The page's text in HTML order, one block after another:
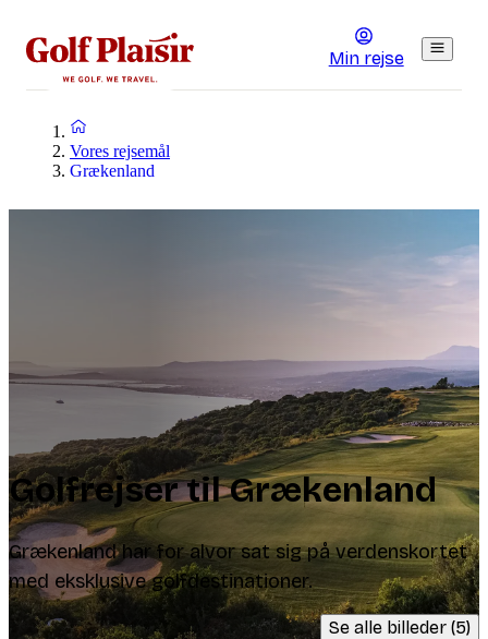
Min rejse
Vores rejsemål
Grækenland
Golfrejser til Grækenland
Grækenland har for alvor sat sig på verdenskortet
med eksklusive golfdestinationer.
Se alle billeder (5)